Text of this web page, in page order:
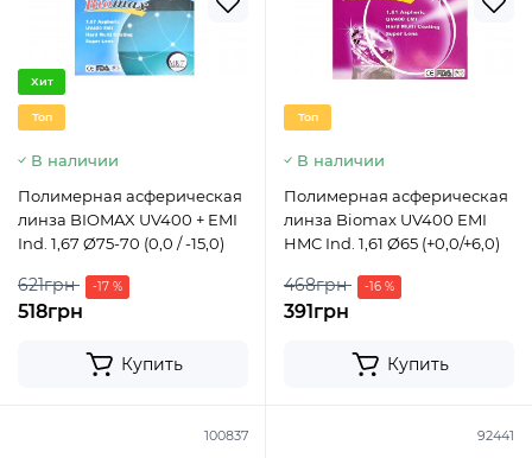
Хит
Топ
В наличии
Полимерная асферическая
линза BIOMAX UV400 + EMI
Ind. 1,67 Ø75-70 (0,0 / -15,0)
621грн -17 %
518грн
Купить
Топ
В наличии
Полимерная асферическая
линза Biomax UV400 EMI
HMC Ind. 1,61 Ø65 (+0,0/+6,0)
468грн -16 %
391грн
Купить
100837 92441